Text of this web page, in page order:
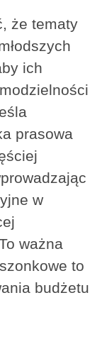
że tematy
ich
prasowa
w
ważna
to
budżetu